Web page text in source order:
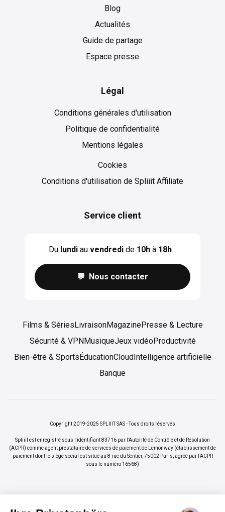
Blog
Actualités
Guide de partage
Espace presse
Légal
Conditions générales d'utilisation
Politique de confidentialité
Mentions légales
Cookies
Conditions d'utilisation de Spliiit Affiliate
Service client
Du lundiau vendredide 10hà 18h
💬 Nous contacter
Films & SériesLivraisonMagazinePresse & Lecture
Sécurité & VPNMusiqueJeux vidéoProductivité
Bien-être & SportsÉducationCloudIntelligence artificielle
Banque
Copyright 2019-2025 SPLIIIT SAS - Tous droits réservés
Spliiit est enregistré sous l'identifiant 83716 par l’Autorité de Contrôle et de Résolution
(ACPR) comme agent prestataire de services de paiement de Lemonway (établissement de
paiement dont le siège social est situé au 8 rue du Sentier, 75002 Paris, agréé par l’ACPR
sous le numéro 16568)